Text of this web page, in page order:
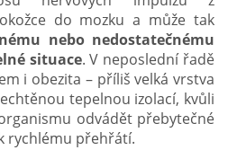
do mozku a může tak
nebo nedostatečnému
situace. V neposlední řadě
i obezita – příliš velká vrstva
tepelnou izolací, kvůli
odvádět přebytečné
rychlému přehřátí.